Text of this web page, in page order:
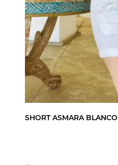
SHORT ASMARA BLANCO